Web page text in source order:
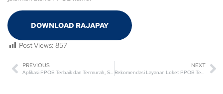
DOWNLOAD RAJAPAY
Post Views: 857
PREVIOUS NEXT